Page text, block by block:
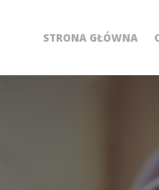
STRONA GŁÓWNA